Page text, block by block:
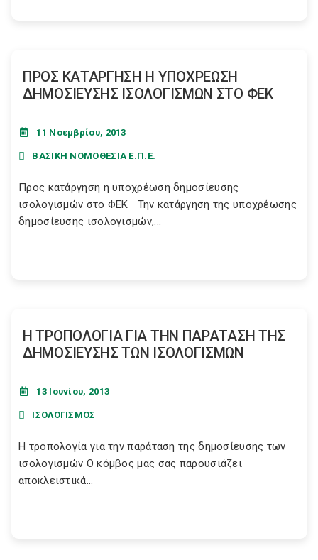
ΠΡΟΣ ΚΑΤΑΡΓΗΣΗ Η ΥΠΟΧΡΕΩΣΗ
ΔΗΜΟΣΙΕΥΣΗΣ ΙΣΟΛΟΓΙΣΜΩΝ ΣΤΟ ΦΕΚ
11 Νοεμβρίου, 2013
ΒΑΣΙΚΗ ΝΟΜΟΘΕΣΙΑ Ε.Π.Ε.
Προς κατάργηση η υποχρέωση δημοσίευσης
ισολογισμών στο ΦΕΚ Την κατάργηση της υποχρέωσης
δημοσίευσης ισολογισμών,...
Η ΤΡΟΠΟΛΟΓΙΑ ΓΙΑ ΤΗΝ ΠΑΡΑΤΑΣΗ ΤΗΣ
ΔΗΜΟΣΙΕΥΣΗΣ ΤΩΝ ΙΣΟΛΟΓΙΣΜΩΝ
13 Ιουνίου, 2013
ΙΣΟΛΟΓΙΣΜΟΣ
Η τροπολογία για την παράταση της δημοσίευσης των
ισολογισμών Ο κόμβος μας σας παρουσιάζει
αποκλειστικά...